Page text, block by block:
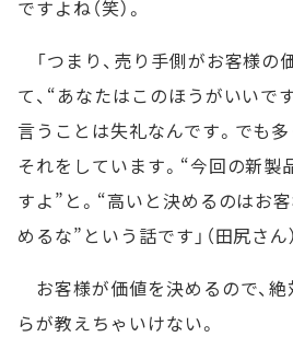
ですよね（笑）。
「つまり、売り手側がお客様の
て、“あなたはこのほうがいいで
言うことは失礼なんです。でも
それをしています。“今回の新製
すよ”と。“高いと決めるのはお
めるな”という話です」（田尻さん）
お客様が価値を決めるので、
らが教えちゃいけない。